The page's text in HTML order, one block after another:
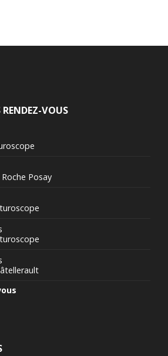
VOUS
Posay